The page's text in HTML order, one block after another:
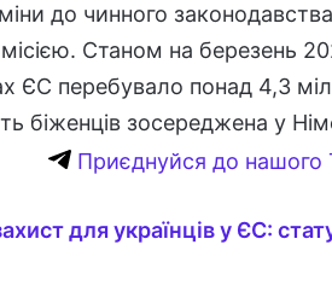
до чинного
Станом на березень
ЄС перебувало понад 4,3
біженців зосереджена у
Приєднуйся до нашого
для українців у ЄС: